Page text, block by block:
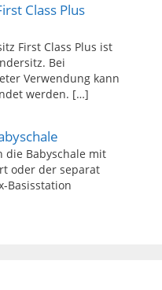
Class Plus
First Class Plus ist
Bei
Verwendung kann
werden. […]
die Babyschale mit
oder der separat
Basisstation